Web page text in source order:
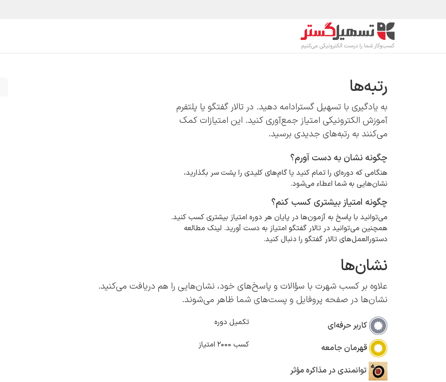
رتبه‌ها
به یادگیری با تسهیل گسترادامه دهید. در تالار گفتگو یا پلتفرم
آموزش الکترونیکی امتیاز جمع‌آوری کنید. این امتیازات کمک
می‌کنند به رتبه‌های جدیدی برسید.
چگونه نشان به دست آورم؟
هنگامی که دوره‌ای را تمام کنید یا گام‌های کلیدی را پشت سر بگذارید،
نشان‌هایی به شما اعطاء می‌شود.
چگونه امتیاز بیشتری کسب کنم؟
می‌توانید با پاسخ به آزمون‌ها در پایان هر دوره امتیاز بیشتری کسب کنید.
همچنین می‌توانید در تالار گفتگو امتیاز به دست آورید. لینک مطالعه
دستورالعمل‌های تالار گفتگو را دنبال کنید.
نشان‌ها
علاوه بر کسب شهرت با سؤالات و پاسخ‌های خود، نشان‌هایی را هم دریافت می‌کنید.
نشان‌ها در صفحه پروفایل و پست‌های شما ظاهر می‌شوند.
کاربر حرفه‌ای تکمیل دوره
قهرمان جامعه کسب 2000 امتیاز
توانمندی در مذاکره مؤثر